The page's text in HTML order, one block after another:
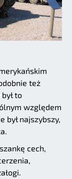
też
to
względem
był najszybszy,
cech,